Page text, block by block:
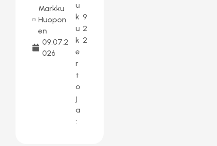
Markku
Huopon
en
09.07.2
026
u
k
u
k
e
r
t
o
j
a
:
9
2
2